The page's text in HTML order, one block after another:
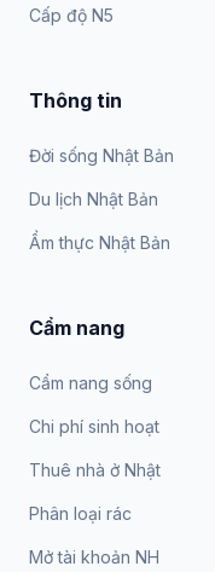
Cấp độ N5
Thông tin
Đời sống Nhật Bản
Du lịch Nhật Bản
Ẩm thực Nhật Bản
Cẩm nang
Cẩm nang sống
Chi phí sinh hoạt
Thuê nhà ở Nhật
Phân loại rác
Mở tài khoản NH